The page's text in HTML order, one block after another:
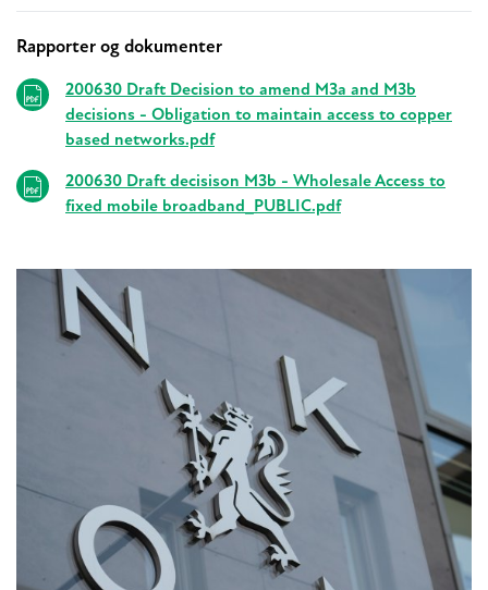
Relaterte
Rapporter og dokumenter
200630 Draft Decision to amend M3a and M3b
decisions - Obligation to maintain access to copper
based networks.pdf
200630 Draft decisison M3b - Wholesale Access to
fixed mobile broadband_PUBLIC.pdf